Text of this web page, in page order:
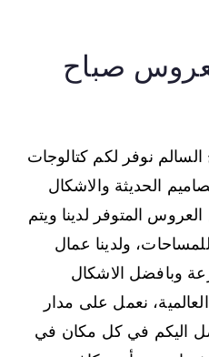
صباح
نوفر لكم كتالوجات
الحديثة والاشكال
المتوفر لدينا ويتم
ولدينا عمال
وبافضل الاشكال
نعمل على مدار
اليكم في كل مكان في